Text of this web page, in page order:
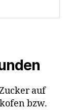
auf
bzw.